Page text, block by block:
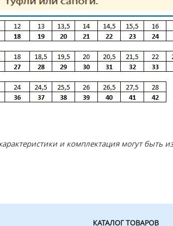
и комплектация могут быть
КАТАЛОГ ТОВАРОВ